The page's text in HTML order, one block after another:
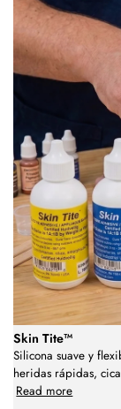
Skin Tite™
Silicona suave y
heridas rápidas,
Read more